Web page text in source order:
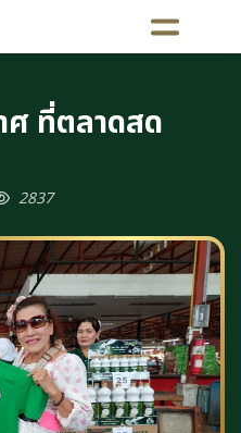
ศ ที่ตลาดสด
2837